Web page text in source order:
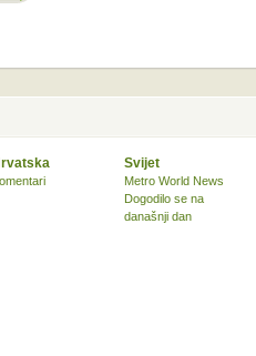
Svijet
Metro World News
Dogodilo se na
današnji dan